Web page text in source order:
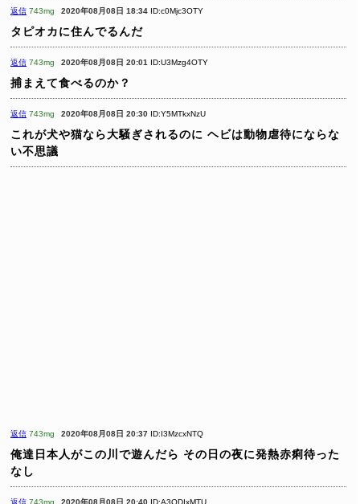
返信 743mg 2020年08月08日 18:34 ID:c0Mjc3OTY
タピオカに住んでるんだ
返信 743mg 2020年08月08日 20:01 ID:U3Mzg4OTY
捕まえて食べるのか？
返信 743mg 2020年08月08日 20:30 ID:Y5MTkxNzU
これが犬や猫なら大騒ぎされるのに ヘビは動物虐待にならな
い不思議
返信 743mg 2020年08月08日 20:37 ID:I3MzcxNTQ
俺達日本人がこの川で遊んだら その日の夜に発熱赤痢待った
なし
返信 743mg 2020年08月08日 20:40 ID:A3ODIxMTU